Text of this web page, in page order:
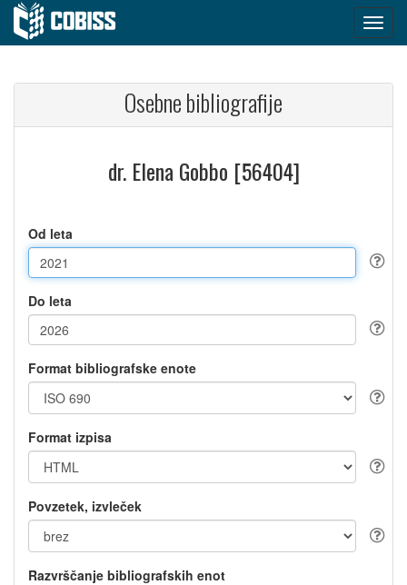
Osebne bibliografije
dr. Elena Gobbo [56404]
Od leta
Do leta
Format bibliografske enote
Format izpisa
Povzetek, izvleček
Razvrščanje bibliografskih enot